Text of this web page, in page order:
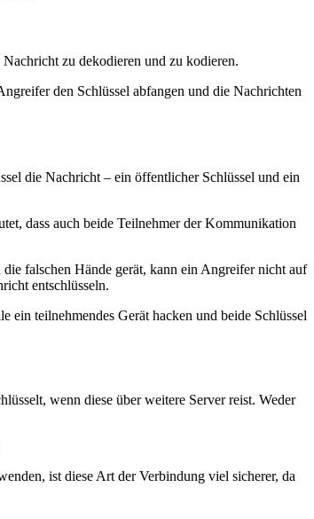
zu dekodieren und zu kodieren.
den Schlüssel abfangen und die Nachrichten
die Nachricht – ein öffentlicher Schlüssel und ein
dass auch beide Teilnehmer der Kommunikation
falschen Hände gerät, kann ein Angreifer nicht auf
entschlüsseln.
teilnehmendes Gerät hacken und beide Schlüssel
wenn diese über weitere Server reist. Weder
ist diese Art der Verbindung viel sicherer, da